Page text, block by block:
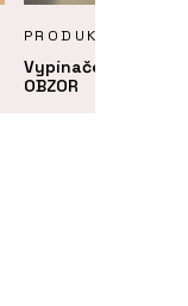
PRODUKTY
Vypínače a zásuvky
OBZOR